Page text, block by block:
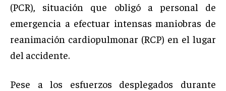
(PCR), situación que obligó a personal de
emergencia a efectuar intensas maniobras de
reanimación cardiopulmonar (RCP) en el lugar
del accidente.
Pese a los esfuerzos desplegados durante